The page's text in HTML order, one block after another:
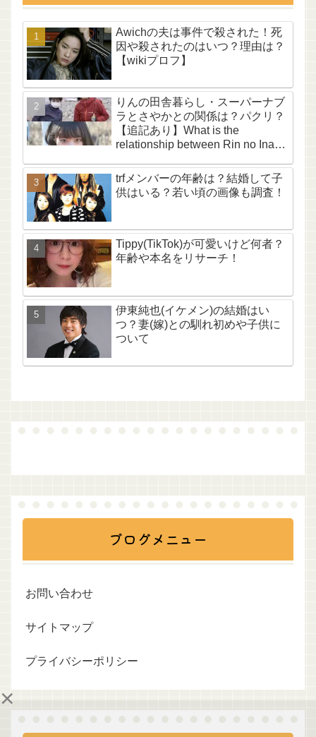
×
Awichの夫は事件で殺された！死
因や殺されたのはいつ？理由は？
【wikiプロフ】
りんの田舎暮らし・スーパーナブ
ラとさやかとの関係は？パクリ？
【追記あり】What is the
relationship between Rin no Inaka
Sayaka? Is it plagiarism? [Update
included]
trfメンバーの年齢は？結婚して子
供はいる？若い頃の画像も調査！
Tippy(TikTok)が可愛いけど何者？
年齢や本名をリサーチ！
伊東純也(イケメン)の結婚はい
つ？妻(嫁)との馴れ初めや子供に
ついて
ブログメニュー
お問い合わせ
サイトマップ
プライバシーポリシー